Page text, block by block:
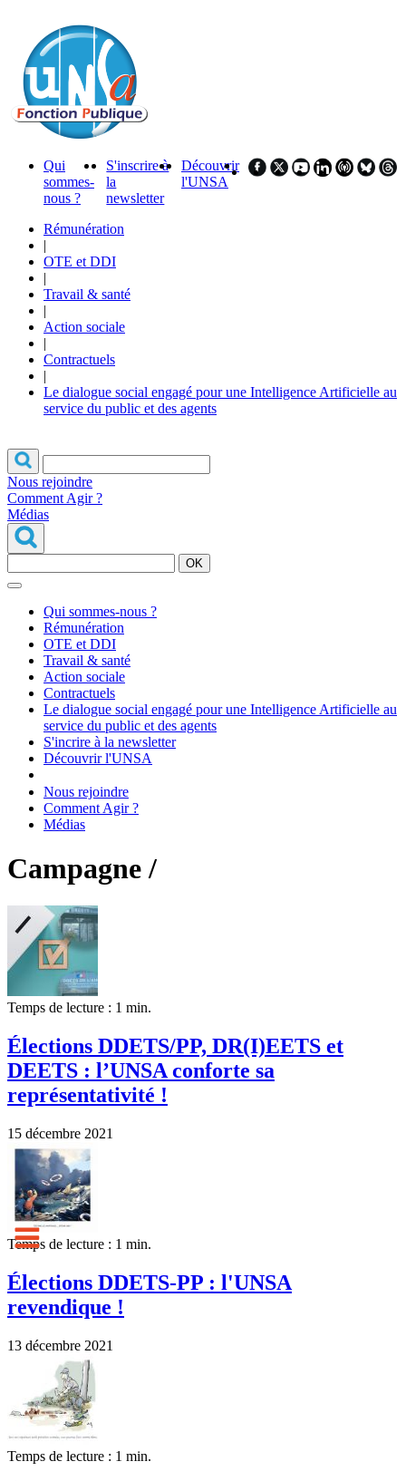
Qui
sommes-
nous ?
S'inscrire à
la
newsletter
Découvrir
l'UNSA
Rémunération
|
OTE et DDI
|
Travail & santé
|
Action sociale
|
Contractuels
|
Le dialogue social engagé pour une Intelligence Artificielle au
service du public et des agents
Nous rejoindre
Comment Agir ?
Médias
OK
Qui sommes-nous ?
Rémunération
OTE et DDI
Travail & santé
Action sociale
Contractuels
Le dialogue social engagé pour une Intelligence Artificielle au
service du public et des agents
S'incrire à la newsletter
Découvrir l'UNSA
Nous rejoindre
Comment Agir ?
Médias
Campagne /
Temps de lecture : 1 min.
Élections DDETS/PP, DR(I)EETS et
DEETS : l’UNSA conforte sa
représentativité !
15 décembre 2021
Temps de lecture : 1 min.
Élections DDETS-PP : l'UNSA
revendique !
13 décembre 2021
Temps de lecture : 1 min.